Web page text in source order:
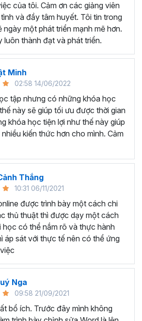
muốn học về Microsoft Word,
hợp dù bạn làm việc ở lĩnh vực hay
sinh muốn dùng Word để làm đồ án,
phòng dùng Word để hoàn thành các
thảo văn bản, hợp đồng, báo
làm đẹp CV và gây ấn tượng trong
dụng
viên muốn sử dụng Word để soạn
ĐƯỢC GÌ Ở
TUYỆT ĐỈNH
WORD?
tập là7h37 giờ học, khóa học gồm
bài giảngsẽ trang bị cho người học
cụ, chức năng xử lý các văn bản
Word.
việc với Word lâu năm nhưng bạn
nhiên trước tính năng tuyệt vời
học trên. Vậy bạn sẽ học được
này?
của tôi. Cảm ơn các giảng viên
và đầy tâm huyết. Tôi tin trong
ngày một phát triển mạnh mẽ hơn.
luôn thành đạt và phát triển.
Minh
02:58 14/06/2022
tập nhưng có những khóa học
này sẽ giúp tối ưu được thời gian
khóa học tiện lợi như thế này giúp
kiến thức hơn cho mình. Cảm
Thắng
10:31 06/11/2021
được trình bày một cách chi
thủ thuật thì được dạy một cách
học có thể nắm rõ và thực hành
áp sát với thực tế nên có thể ứng
Nga
09:58 21/09/2021
bổ ích. Trước đây mình không